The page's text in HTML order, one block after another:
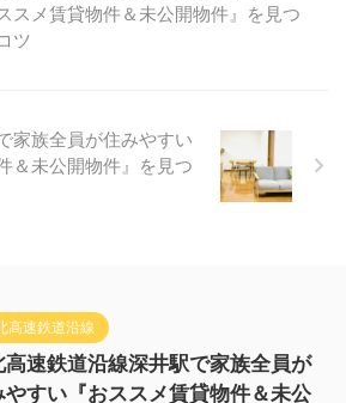
ススメ賃貸物件＆未公開物件』を見つ
ツ
家族全員が住みやすい
＆未公開物件』を見つ
高速鉄道沿線
高速鉄道沿線深井駅で家族全員が
やすい『おススメ賃貸物件＆未公